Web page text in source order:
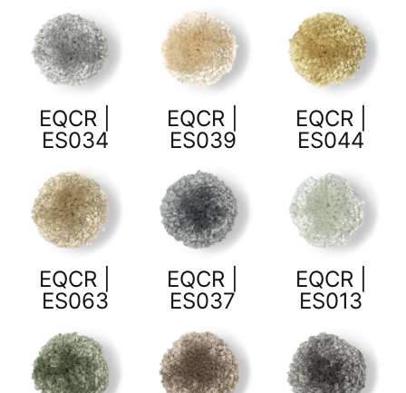
EQCR |
ES034
EQCR |
ES039
EQCR |
ES044
EQCR |
ES063
EQCR |
ES037
EQCR |
ES013